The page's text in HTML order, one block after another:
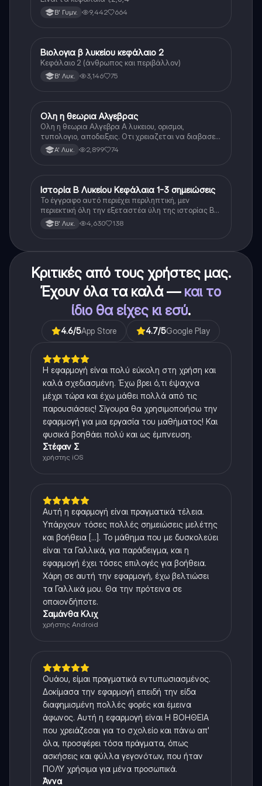
Β' Γυμν. 9,442 664
Βιολογία
Βιολογια β λυκείου κεφάλαιο 2
Κεφάλαιο 2 (άνθρωπος και περιβάλλον)
Β' Λυκ. 3,146 75
Μαθηματικά
Ολη η θεωρια Αλγεβρας
Ολη η θεωρια Αλγεβρα Α λυκειου, ορισμοι,
τυπολογιο, αποδειξεις. Οτι χρειαζεται να διαβασεις
για το θεωρητικο κομματι της αλγεβρας.
Α' Λυκ. 2,899 74
Ιστορία
Ιστορία Β Λυκείου Κεφάλαια 1-3 σημειώσεις
Το έγγραφο αυτό περιέχει περιληπτική, μεν
περιεκτική όλη την εξεταστέα ύλη της ιστορίας Β
λυκείου για τα πρώτα 3 Κεφάλαια, δηλαδή την
μισή ύλη. Το έγγραφο έχει γραφτεί με προσοχή και
Β' Λυκ. 4,630 138
Κριτικές από τους χρήστες μας.
Έχουν όλα τα καλά — και το
ίδιο θα είχες κι εσύ.
4.6/5App Store 4.7/5Google Play
Η εφαρμογή είναι πολύ εύκολη στη χρήση και
καλά σχεδιασμένη. Έχω βρει ό,τι έψαχνα
μέχρι τώρα και έχω μάθει πολλά από τις
παρουσιάσεις! Σίγουρα θα χρησιμοποιήσω την
εφαρμογή για μια εργασία του μαθήματος! Και
φυσικά βοηθάει πολύ και ως έμπνευση.
Στέφαν Σ
χρήστης iOS
Αυτή η εφαρμογή είναι πραγματικά τέλεια.
Υπάρχουν τόσες πολλές σημειώσεις μελέτης
και βοήθεια [...]. Το μάθημα που με δυσκολεύει
είναι τα Γαλλικά, για παράδειγμα, και η
εφαρμογή έχει τόσες επιλογές για βοήθεια.
Χάρη σε αυτή την εφαρμογή, έχω βελτιώσει
τα Γαλλικά μου. Θα την πρότεινα σε
οποιονδήποτε.
Σαμάνθα Κλιχ
χρήστης Android
Ουάου, είμαι πραγματικά εντυπωσιασμένος.
Δοκίμασα την εφαρμογή επειδή την είδα
διαφημισμένη πολλές φορές και έμεινα
άφωνος. Αυτή η εφαρμογή είναι Η ΒΟΗΘΕΙΑ
που χρειάζεσαι για το σχολείο και πάνω απ'
όλα, προσφέρει τόσα πράγματα, όπως
ασκήσεις και φύλλα γεγονότων, που ήταν
ΠΟΛΥ χρήσιμα για μένα προσωπικά.
Άννα